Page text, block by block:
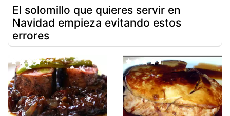
El solomillo que quieres servir en
Navidad empieza evitando estos
errores